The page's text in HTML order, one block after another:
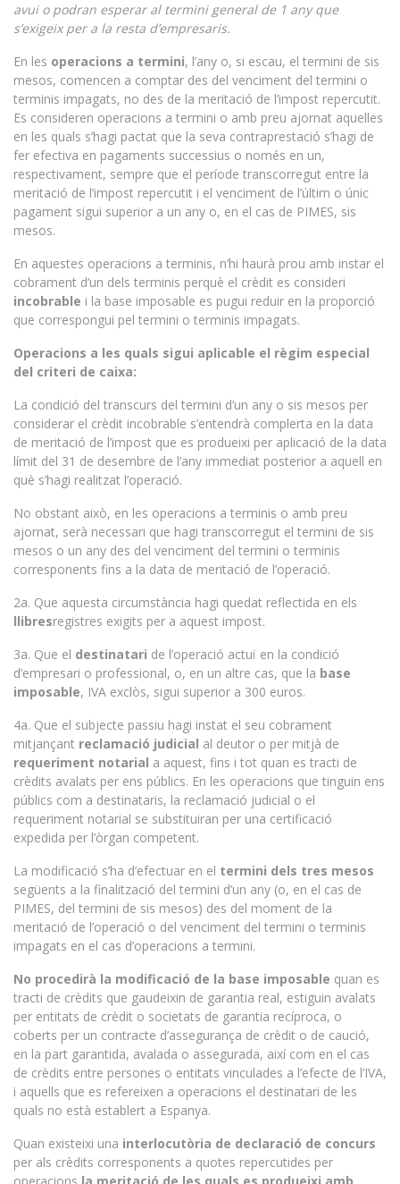
avui o podran esperar al termini general de 1 any que
s’exigeix per a la resta d’empresaris.
En les operacions a termini, l’any o, si escau, el termini de sis
mesos, comencen a comptar des del venciment del termini o
terminis impagats, no des de la meritació de l’impost repercutit.
Es consideren operacions a termini o amb preu ajornat aquelles
en les quals s’hagi pactat que la seva contraprestació s’hagi de
fer efectiva en pagaments successius o només en un,
respectivament, sempre que el període transcorregut entre la
meritació de l’impost repercutit i el venciment de l’últim o únic
pagament sigui superior a un any o, en el cas de PIMES, sis
mesos.
En aquestes operacions a terminis, n’hi haurà prou amb instar el
cobrament d’un dels terminis perquè el crèdit es consideri
incobrable i la base imposable es pugui reduir en la proporció
que correspongui pel termini o terminis impagats.
Operacions a les quals sigui aplicable el règim especial
del criteri de caixa:
La condició del transcurs del termini d’un any o sis mesos per
considerar el crèdit incobrable s’entendrà complerta en la data
de meritació de l’impost que es produeixi per aplicació de la data
límit del 31 de desembre de l’any immediat posterior a aquell en
què s’hagi realitzat l’operació.
No obstant això, en les operacions a terminis o amb preu
ajornat, serà necessari que hagi transcorregut el termini de sis
mesos o un any des del venciment del termini o terminis
corresponents fins a la data de meritació de l’operació.
2a. Que aquesta circumstància hagi quedat reflectida en els
llibresregistres exigits per a aquest impost.
3a. Que el destinatari de l’operació actuï en la condició
d’empresari o professional, o, en un altre cas, que la base
imposable, IVA exclòs, sigui superior a 300 euros.
4a. Que el subjecte passiu hagi instat el seu cobrament
mitjançant reclamació judicial al deutor o per mitjà de
requeriment notarial a aquest, fins i tot quan es tracti de
crèdits avalats per ens públics. En les operacions que tinguin ens
públics com a destinataris, la reclamació judicial o el
requeriment notarial se substituiran per una certificació
expedida per l’òrgan competent.
La modificació s’ha d’efectuar en el termini dels tres mesos
següents a la finalització del termini d’un any (o, en el cas de
PIMES, del termini de sis mesos) des del moment de la
meritació de l’operació o del venciment del termini o terminis
impagats en el cas d’operacions a termini.
No procedirà la modificació de la base imposable quan es
tracti de crèdits que gaudeixin de garantia real, estiguin avalats
per entitats de crèdit o societats de garantia recíproca, o
coberts per un contracte d’assegurança de crèdit o de caució,
en la part garantida, avalada o assegurada, així com en el cas
de crèdits entre persones o entitats vinculades a l’efecte de l’IVA,
i aquells que es refereixen a operacions el destinatari de les
quals no està establert a Espanya.
Quan existeixi una interlocutòria de declaració de concurs
per als crèdits corresponents a quotes repercutides per